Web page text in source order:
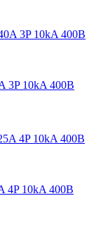
3P 10kA 400В
4P 10kA 400В